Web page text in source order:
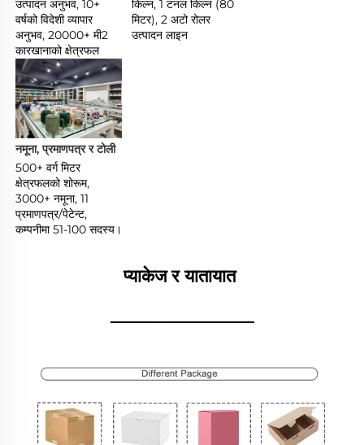
उत्पादन अनुभव, 10+
वर्षको विदेशी व्यापार
अनुभव, 20000+ मी2
कारखानाको क्षेत्रफल
किल्न, 1 टनल किल्न (80
मिटर), 2 अटो रोलर
उत्पादन लाइन
नमूना, प्रमाणपत्र र टोली
500+ वर्ग मिटर
क्षेत्रफलको शोरूम,
3000+ नमूना, 11
प्रमाणपत्र/पेटेन्ट,
प्याकेज र यातायात
________________